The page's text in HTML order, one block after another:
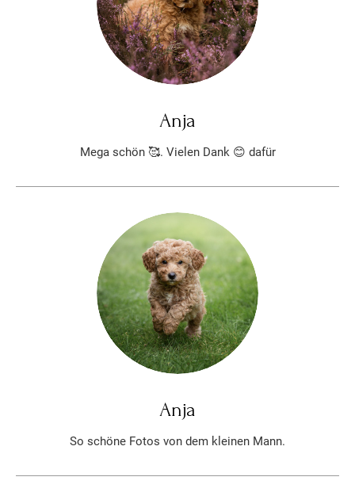
Anja
Mega schön 🥰. Vielen Dank 😊 dafür
Anja
So schöne Fotos von dem kleinen Mann.